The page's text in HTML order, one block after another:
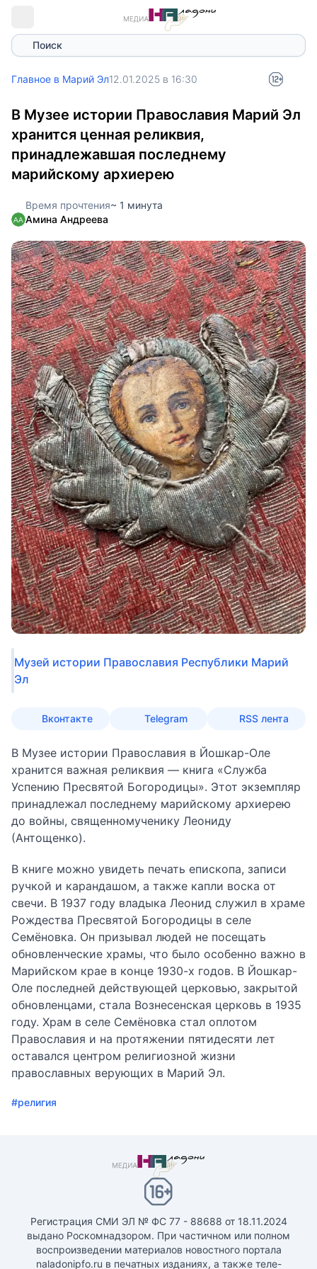
Поиск
Главное в Марий Эл12.01.2025 в 16:30
В Музее истории Православия Марий Эл
хранится ценная реликвия,
принадлежавшая последнему
марийскому архиерею
Время прочтения~ 1 минута
Амина Андреева
Музей истории Православия Республики Марий
Эл
Вконтакте Telegram RSS лента
В Музее истории Православия в Йошкар-Оле
хранится важная реликвия — книга «Служба
Успению Пресвятой Богородицы». Этот экземпляр
принадлежал последнему марийскому архиерею
до войны, священномученику Леониду
(Антощенко).
В книге можно увидеть печать епископа, записи
ручкой и карандашом, а также капли воска от
свечи. В 1937 году владыка Леонид служил в храме
Рождества Пресвятой Богородицы в селе
Семёновка. Он призывал людей не посещать
обновленческие храмы, что было особенно важно в
Марийском крае в конце 1930-х годов. В Йошкар-
Оле последней действующей церковью, закрытой
обновленцами, стала Вознесенская церковь в 1935
году. Храм в селе Семёновка стал оплотом
Православия и на протяжении пятидесяти лет
оставался центром религиозной жизни
православных верующих в Марий Эл.
#религия
Регистрация СМИ ЭЛ № ФС 77 - 88688 от 18.11.2024
выдано Роскомнадзором. При частичном или полном
воспроизведении материалов новостного портала
naladonipfo.ru в печатных изданиях, а также теле-